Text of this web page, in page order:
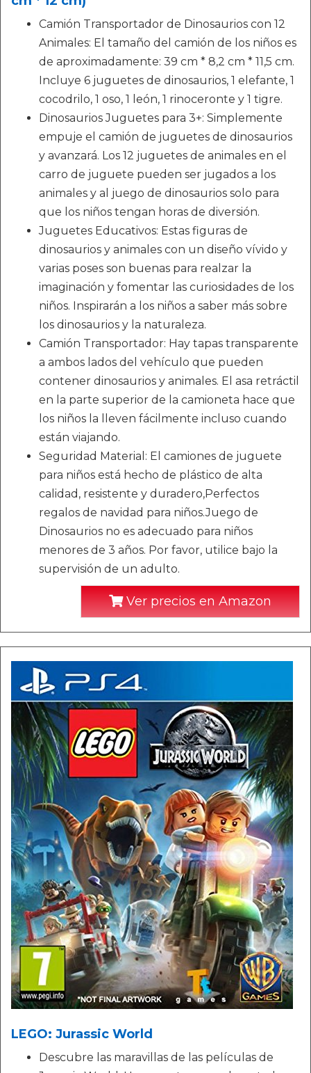
Camión Transportador de Dinosaurios con 12
Animales: El tamaño del camión de los niños es
de aproximadamente: 39 cm * 8,2 cm * 11,5 cm.
Incluye 6 juguetes de dinosaurios, 1 elefante, 1
cocodrilo, 1 oso, 1 león, 1 rinoceronte y 1 tigre.
Dinosaurios Juguetes para 3+: Simplemente
empuje el camión de juguetes de dinosaurios
y avanzará. Los 12 juguetes de animales en el
carro de juguete pueden ser jugados a los
animales y al juego de dinosaurios solo para
que los niños tengan horas de diversión.
Juguetes Educativos: Estas figuras de
dinosaurios y animales con un diseño vívido y
varias poses son buenas para realzar la
imaginación y fomentar las curiosidades de los
niños. Inspirarán a los niños a saber más sobre
los dinosaurios y la naturaleza.
Camión Transportador: Hay tapas transparente
a ambos lados del vehículo que pueden
contener dinosaurios y animales. El asa retráctil
en la parte superior de la camioneta hace que
los niños la lleven fácilmente incluso cuando
están viajando.
Seguridad Material: El camiones de juguete
para niños está hecho de plástico de alta
calidad, resistente y duradero,Perfectos
regalos de navidad para niños.Juego de
Dinosaurios no es adecuado para niños
menores de 3 años. Por favor, utilice bajo la
supervisión de un adulto.
Ver precios en Amazon
LEGO: Jurassic World
Descubre las maravillas de las películas de